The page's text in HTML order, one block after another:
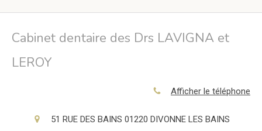
Cabinet dentaire des Drs LAVIGNA et
LEROY
Afficher le téléphone
51 RUE DES BAINS 01220 DIVONNE LES BAINS